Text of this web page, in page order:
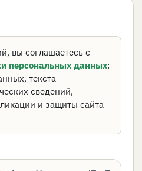
вы соглашаетесь с
персональных данных:
текста
сведений,
и защиты сайта